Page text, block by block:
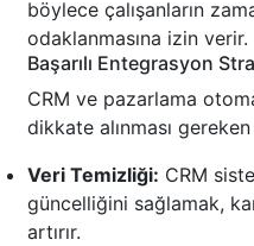
böylece çalışanların
odaklanmasına izin verir.
Başarılı Entegrasyon
CRM ve pazarlama
dikkate alınması
Veri Temizliği: CRM
güncelliğini sağlamak,
artırır.